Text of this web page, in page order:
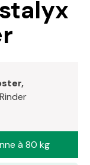
à 80 kg